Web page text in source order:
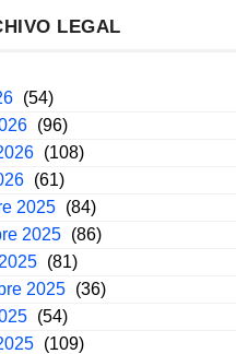
LEGAL
(54)
(96)
(108)
(61)
2025 (84)
2025 (86)
(81)
2025 (36)
(54)
(109)